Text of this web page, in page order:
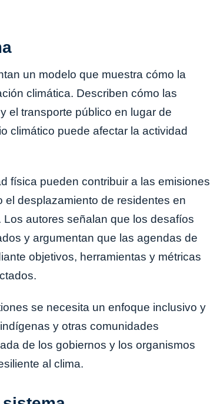
un modelo que muestra cómo la
climática. Describen cómo las
el transporte público en lugar de
climático puede afectar la actividad
física pueden contribuir a las emisiones
desplazamiento de residentes en
autores señalan que los desafíos
y argumentan que las agendas de
objetivos, herramientas y métricas
se necesita un enfoque inclusivo y
y otras comunidades
de los gobiernos y los organismos
al clima.